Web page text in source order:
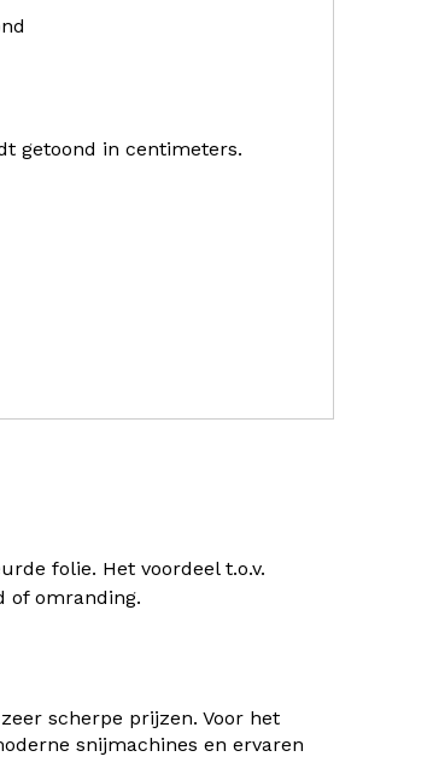
getoond in centimeters.
folie. Het voordeel t.o.v.
of omranding.
scherpe prijzen. Voor het
snijmachines en ervaren